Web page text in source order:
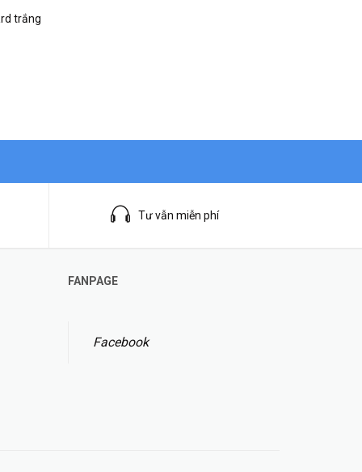
trắng
Tư vẫn miễn phí
FANPAGE
Facebook